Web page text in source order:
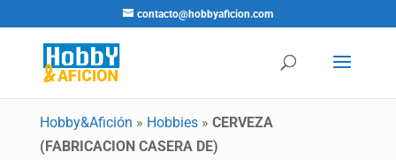
contacto@hobbyaficion.com
Hobby&Afición » Hobbies» CERVEZA
(FABRICACION CASERA DE)